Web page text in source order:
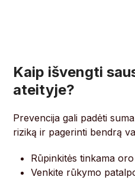
Kaip išvengti
ateityje?
Prevencija gali padėti
riziką ir pagerinti bendrą
Rūpinkitės tinkama
Venkite rūkymo